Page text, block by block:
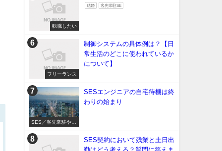
転職したい
結婚 客先常駐SE
フリーランス
制御システムの具体例は？【日
常生活のどこに使われているか
について】
SES／客先常駐やめ
たい
SESエンジニアの自宅待機は終
わりの始まり
SES契約において残業と土日出